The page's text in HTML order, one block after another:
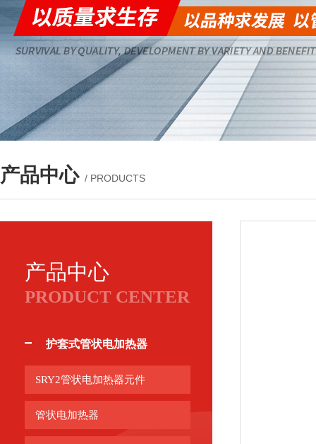
产品中心 / PRODUCTS
产品中心
PRODUCT CENTER
护套式管状电加热器
SRY2管状电加热器元件
管状电加热器